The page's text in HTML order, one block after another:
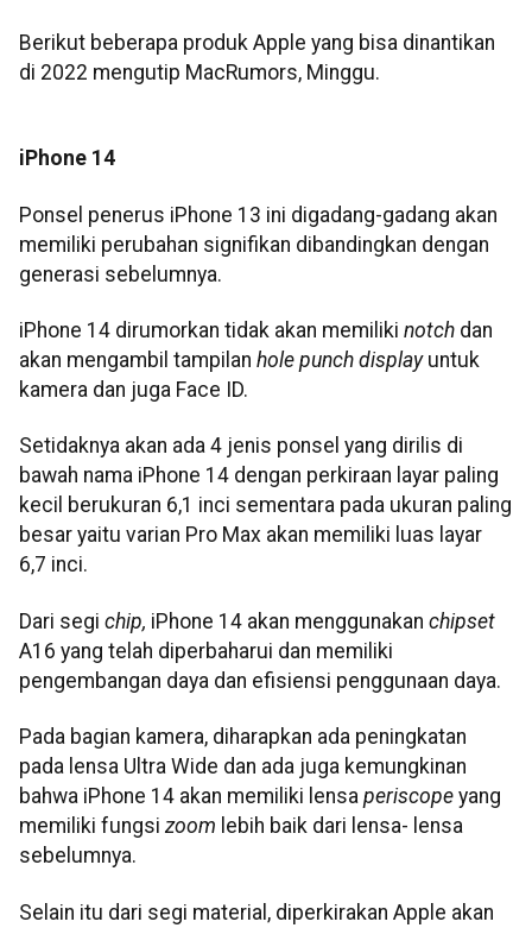
Berikut beberapa produk Apple yang bisa dinantikan
di 2022 mengutip MacRumors, Minggu.
iPhone 14
Ponsel penerus iPhone 13 ini digadang-gadang akan
memiliki perubahan signifikan dibandingkan dengan
generasi sebelumnya.
iPhone 14 dirumorkan tidak akan memiliki notch dan
akan mengambil tampilan hole punch display untuk
kamera dan juga Face ID.
Setidaknya akan ada 4 jenis ponsel yang dirilis di
bawah nama iPhone 14 dengan perkiraan layar paling
kecil berukuran 6,1 inci sementara pada ukuran paling
besar yaitu varian Pro Max akan memiliki luas layar
6,7 inci.
Dari segi chip, iPhone 14 akan menggunakan chipset
A16 yang telah diperbaharui dan memiliki
pengembangan daya dan efisiensi penggunaan daya.
Pada bagian kamera, diharapkan ada peningkatan
pada lensa Ultra Wide dan ada juga kemungkinan
bahwa iPhone 14 akan memiliki lensa periscope yang
memiliki fungsi zoom lebih baik dari lensa- lensa
sebelumnya.
Selain itu dari segi material, diperkirakan Apple akan